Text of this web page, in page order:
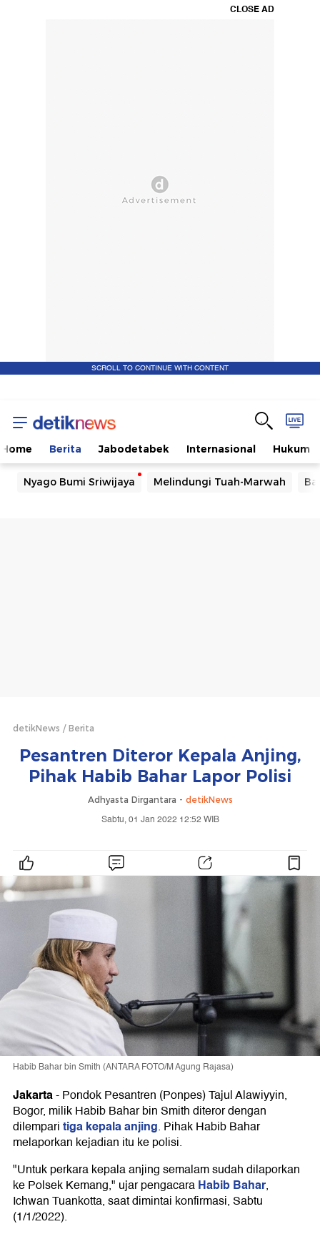
CLOSE AD
SCROLL TO CONTINUE WITH CONTENT
Home Berita Jabodetabek Internasional Hukum
Nyago Bumi Sriwijaya Melindungi Tuah-Marwah
detikNews Berita
Pesantren Diteror Kepala Anjing,
Pihak Habib Bahar Lapor Polisi
Adhyasta Dirgantara - detikNews
Sabtu, 01 Jan 2022 12:52 WIB
Habib Bahar bin Smith (ANTARA FOTO/M Agung Rajasa)
Jakarta-Pondok Pesantren (Ponpes) Tajul Alawiyyin,
Bogor, milik Habib Bahar bin Smith diteror dengan
dilemparitiga kepala anjing. Pihak Habib Bahar
melaporkan kejadian itu ke polisi.
"Untuk perkara kepala anjing semalam sudah dilaporkan
ke Polsek Kemang," ujar pengacaraHabib Bahar,
Ichwan Tuankotta, saat dimintai konfirmasi, Sabtu
(1/1/2022).